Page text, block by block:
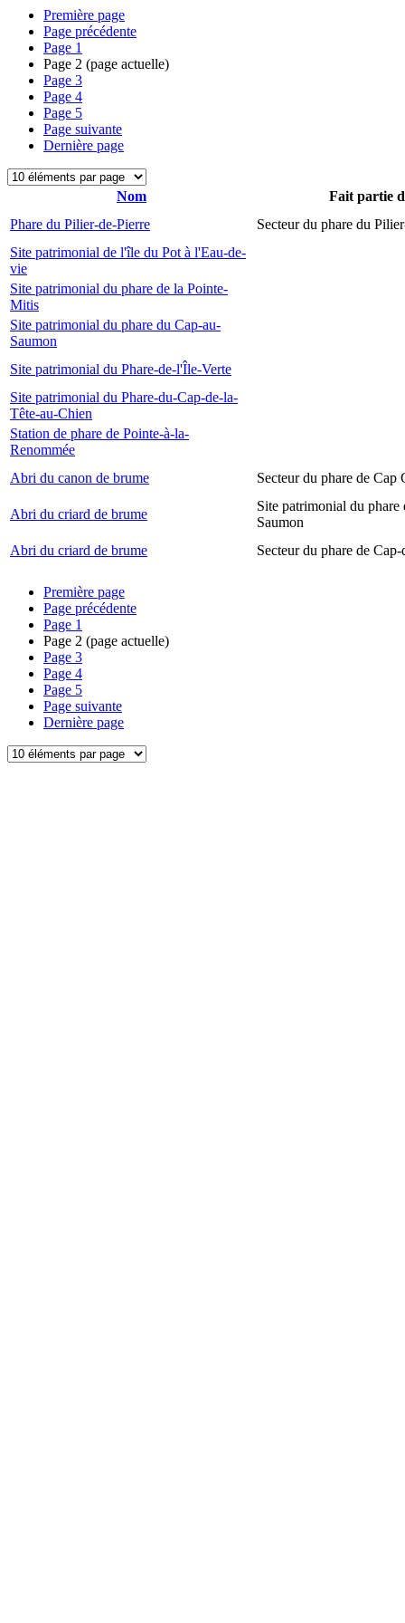
Première page
Page précédente
Page 1
Page 2 (page actuelle)
Page 3
Page 4
Page 5
Page suivante
Dernière page
Nom
Fait partie
Phare du Pilier-de-Pierre
Secteur du phare du
Site patrimonial de l'île du Pot à l'Eau-de-
vie
Site patrimonial du phare de la Pointe-
Mitis
Site patrimonial du phare du Cap-au-
Saumon
Site patrimonial du Phare-de-l'Île-Verte
Site patrimonial du Phare-du-Cap-de-la-
Tête-au-Chien
Station de phare de Pointe-à-la-
Renommée
Abri du canon de brume
Secteur du phare de Cap
Abri du criard de brume
Site patrimonial du phare
Saumon
Abri du criard de brume
Secteur du phare de Cap-
Première page
Page précédente
Page 1
Page 2 (page actuelle)
Page 3
Page 4
Page 5
Page suivante
Dernière page